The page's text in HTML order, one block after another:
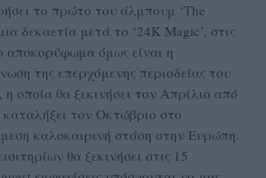
το πρώτο του άλμπουμ ‘The
δεκαετία μετά το ‘24K Magic’, στις
αποκορύφωμα όμως είναι η
της επερχόμενης περιοδείας του
η οποία θα ξεκινήσει τον Απρίλιο από
καταλήξει τον Οκτώβριο στο
καλοκαιρινή στάση στην Ευρώπη.
θα ξεκινήσει στις 15